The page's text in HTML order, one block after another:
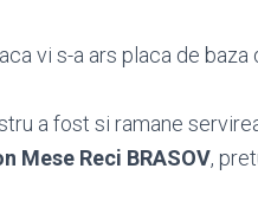
vi s-a ars placa de baza
a fost si ramane
Mese Reci BRASOV,